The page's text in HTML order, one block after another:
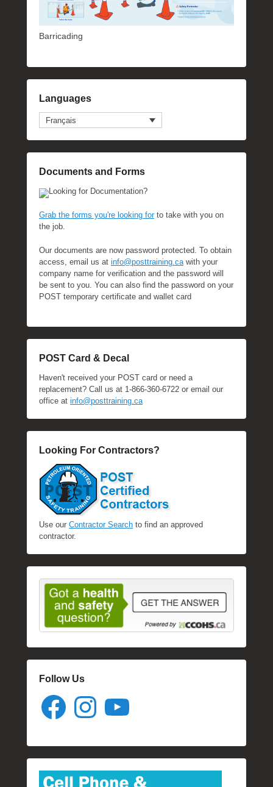
Barricading
Languages
Français
Documents and Forms
Looking for Documentation?
Grab the forms you're looking forto take with you on
the job.
Our documents are now password protected. To obtain
access, email us at info@posttraining.ca with your
company name for verification and the password will
be sent to you. You can also find the password on your
POST temporary certificate and wallet card
POST Card & Decal
Haven't received your POST card or need a
replacement? Call us at 1-866-360-6722 or email our
office at info@posttraining.ca
Looking For Contractors?
Use our Contractor Search to find an approved
contractor.
Follow Us
Facebook Instagram